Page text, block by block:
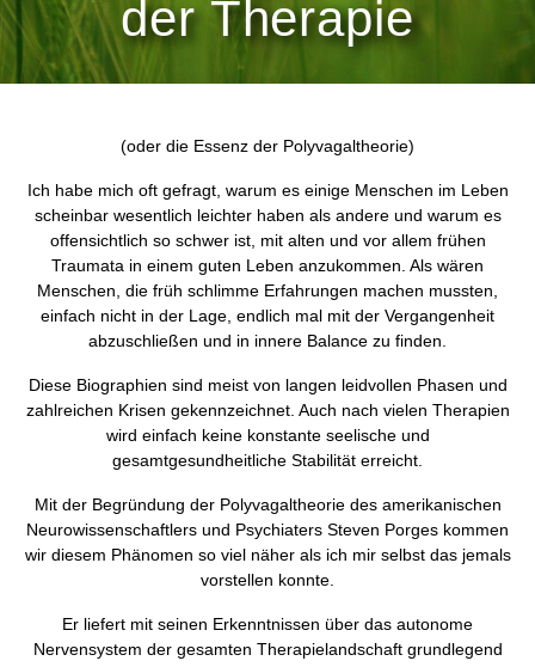
der Therapie
(oder die Essenz der Polyvagaltheorie)
Ich habe mich oft gefragt, warum es einige Menschen im Leben
scheinbar wesentlich leichter haben als andere und warum es
offensichtlich so schwer ist, mit alten und vor allem frühen
Traumata in einem guten Leben anzukommen. Als wären
Menschen, die früh schlimme Erfahrungen machen mussten,
einfach nicht in der Lage, endlich mal mit der Vergangenheit
abzuschließen und in innere Balance zu finden.
Diese Biographien sind meist von langen leidvollen Phasen und
zahlreichen Krisen gekennzeichnet. Auch nach vielen Therapien
wird einfach keine konstante seelische und
gesamtgesundheitliche Stabilität erreicht.
Mit der Begründung der Polyvagaltheorie des amerikanischen
Neurowissenschaftlers und Psychiaters Steven Porges kommen
wir diesem Phänomen so viel näher als ich mir selbst das jemals
vorstellen konnte.
Er liefert mit seinen Erkenntnissen über das autonome
Nervensystem der gesamten Therapielandschaft grundlegend